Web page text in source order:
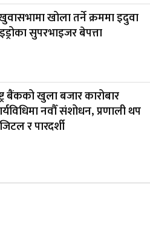
खोला तर्ने क्रममा इदुवा
सुपरभाइजर बेपत्ता
बैंकको खुला बजार कारोबार
नवौँ संशोधन, प्रणाली थप
र पारदर्शी